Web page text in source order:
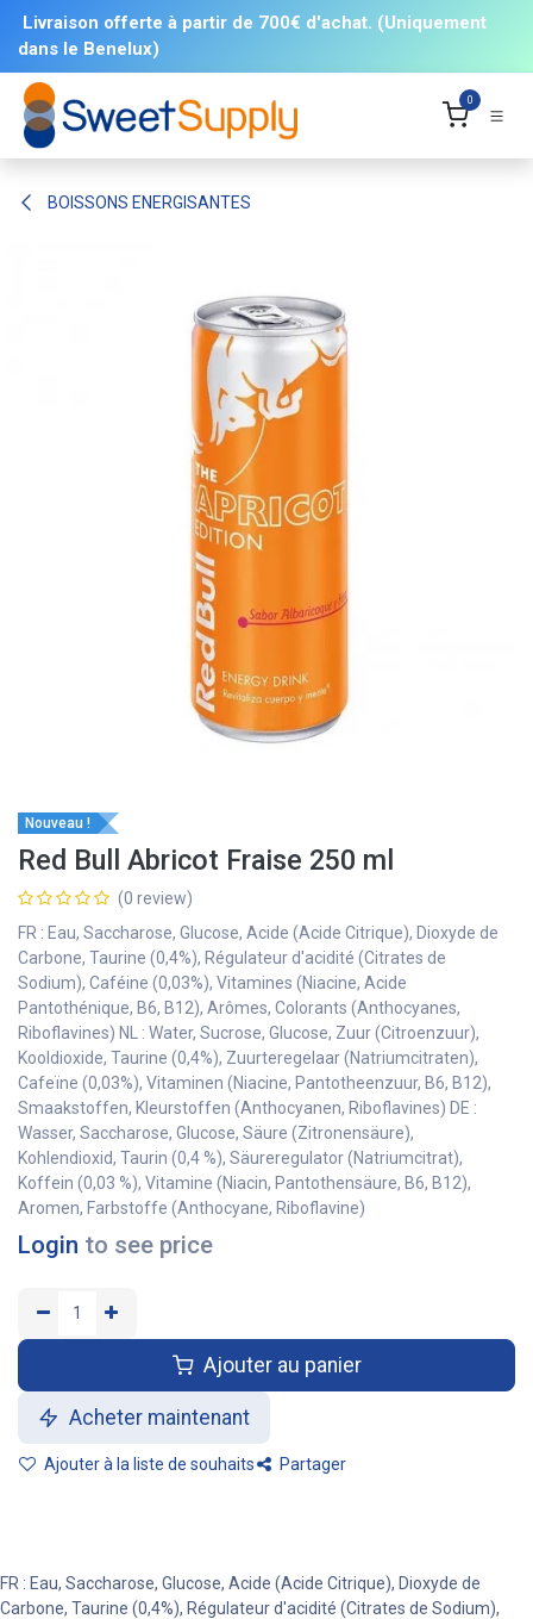
Livraison offerte à partir de 700€ d'achat. (Uniquement
dans le Benelux)
0
BOISSONS ENERGISANTES
Nouveau !
Red Bull Abricot Fraise 250 ml
(0 review)
FR : Eau, Saccharose, Glucose, Acide (Acide Citrique), Dioxyde de
Carbone, Taurine (0,4%), Régulateur d'acidité (Citrates de
Sodium), Caféine (0,03%), Vitamines (Niacine, Acide
Pantothénique, B6, B12), Arômes, Colorants (Anthocyanes,
Riboflavines) NL : Water, Sucrose, Glucose, Zuur (Citroenzuur),
Kooldioxide, Taurine (0,4%), Zuurteregelaar (Natriumcitraten),
Cafeïne (0,03%), Vitaminen (Niacine, Pantotheenzuur, B6, B12),
Smaakstoffen, Kleurstoffen (Anthocyanen, Riboflavines) DE :
Wasser, Saccharose, Glucose, Säure (Zitronensäure),
Kohlendioxid, Taurin (0,4 %), Säureregulator (Natriumcitrat),
Koffein (0,03 %), Vitamine (Niacin, Pantothensäure, B6, B12),
Aromen, Farbstoffe (Anthocyane, Riboflavine)
Login to see price
Ajouter au panier
Acheter maintenant
Ajouter à la liste de souhaits Partager
FR : Eau, Saccharose, Glucose, Acide (Acide Citrique), Dioxyde de
Carbone, Taurine (0,4%), Régulateur d'acidité (Citrates de Sodium),